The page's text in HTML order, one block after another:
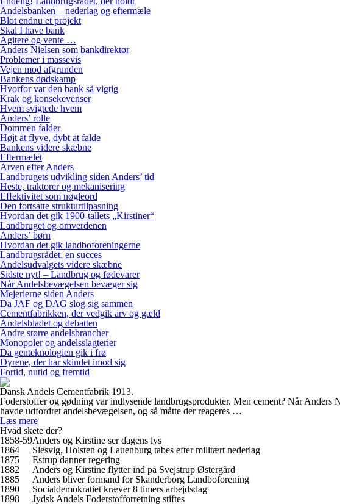
Andelsbanken – nederlag og eftermæle
Blot endnu et projekt
Skal I have bank
Agitere og vente …
Anders Nielsen som bankdirektør
Problemer i massevis
Vejen mod afgrunden
Bankens dødskamp
Hvorfor var den bank så vigtig
Krak og konsekevenser
Hvem svigtede hvem
Anders’ rolle
Dommen falder
Højt at flyve, dybt at falde
Bankens videre skæbne
Eftermælet
Arven efter Anders
Landbrugets udvikling siden Anders’ tid
Heste, traktorer og mekanisering
Effektivitet som nøgleord
Den fortsatte strukturtilpasning
Hvordan det gik 1900-tallets „Kirstiner“
Landbruget og omverdenen
Anders’ børn
Hvordan det gik landboforeningerne
Landbrugsrådet, en succes
Andelsudvalgets videre skæbne
Sidste nyt! – Landbrug og fødevarer
Når Andelsbevægelsen bevæger sig
Mejerierne siden Anders
Da JAF og DAG slog sig sammen
Cementfabrikken, der vedgik arv og gæld
Andelsbladet og debatten
Andre større andelsbrancher
Monopoler og andelsslagterier
Da genteknologien gik i frø
Dyrene, der har skindet imod sig
Fortid, nutid og fremtid
Dansk Andels Cementfabrik 1913.
Foderstoffer og gødning var indlysende landbrugsprodukter. Men cement? Når
havde udfordret andelsbevægelsen, og så måtte der reageres …
Læs mere
Hvad skete der?
1858-59Anders og Kirstine ser dagens lys
1864
Slesvig, Holsten og Lauenburg tabes efter militært nederlag
1875
Estrup danner regering
1882
Anders og Kirstine flytter ind på Svejstrup Østergård
1885
Anders bliver formand for Skanderborg Landboforening
1890
Socialdemokratiet kræver 8 timers arbejdsdag
1898
Jydsk Andels Foderstofforretning stiftes